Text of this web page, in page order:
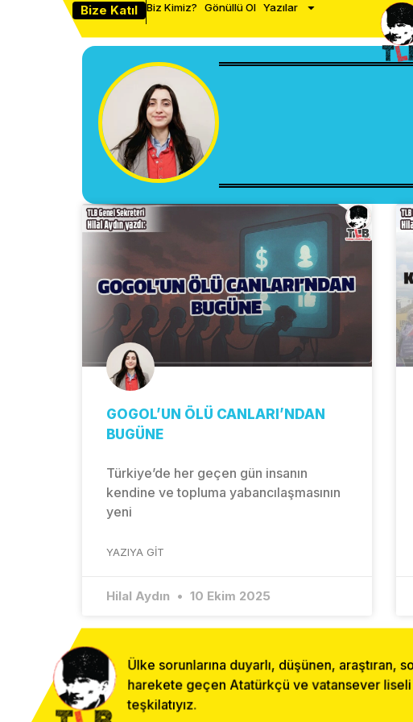
Bize Katıl Biz Kimiz? Gönüllü Ol Yazılar
GOGOL’UN ÖLÜ CANLARI’NDAN
BUGÜNE
Türkiye’de her geçen gün insanın
kendine ve topluma yabancılaşmasının
yeni
YAZIYA GIT
Hilal Aydın 10 Ekim 2025
Ülke sorunlarına duyarlı, düşünen, araştıran,
harekete geçen Atatürkçü ve vatansever
teşkilatıyız.